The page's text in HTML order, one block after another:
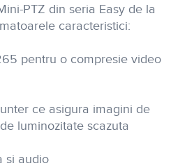
PTZ din seria Easy de la
caracteristici:
pentru o compresie video
ce asigura imagini de
luminozitate scazuta
si audio